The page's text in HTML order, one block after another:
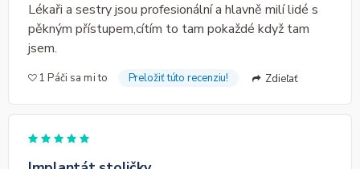
Lékaři a sestry jsou profesionální a hlavně milí lidé s
pěkným přístupem,cítím to tam pokaždé když tam
jsem.
1 Páči sa mi to Preložiť túto recenziu! Zdieľať